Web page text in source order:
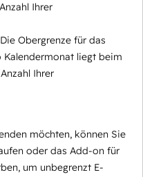
Ihrer
Obergrenze für das
Kalendermonat liegt beim
Ihrer
möchten, können Sie
oder das Add-on für
um unbegrenzt E-